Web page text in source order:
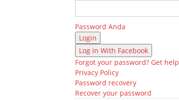
Password Anda
Log in With Facebook
Forgot your password? Get help
Privacy Policy
Password recovery
Recover your password